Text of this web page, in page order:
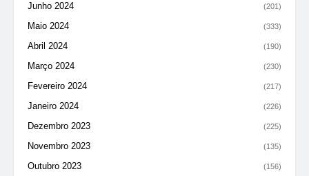
Junho 2024 (201)
Maio 2024 (333)
Abril 2024 (190)
Março 2024 (230)
Fevereiro 2024 (217)
Janeiro 2024 (226)
Dezembro 2023 (225)
Novembro 2023 (135)
Outubro 2023 (156)